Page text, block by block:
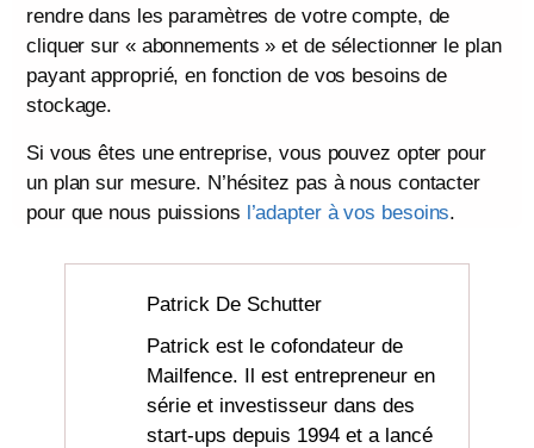
rendre dans les paramètres de votre compte, de
cliquer sur « abonnements » et de sélectionner le plan
payant approprié, en fonction de vos besoins de
stockage.
Si vous êtes une entreprise, vous pouvez opter pour
un plan sur mesure. N’hésitez pas à nous contacter
pour que nous puissions l’adapter à vos besoins.
Patrick De Schutter
Patrick est le cofondateur de
Mailfence. Il est entrepreneur en
série et investisseur dans des
start-ups depuis 1994 et a lancé